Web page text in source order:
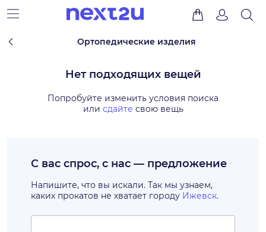
Ортопедические изделия
Нет подходящих вещей
Попробуйте изменить условия поиска
или сдайте свою вещь
С вас спрос, с нас — предложение
Напишите, что вы искали. Так мы узнаем,
каких прокатов не хватает городу Ижевск.